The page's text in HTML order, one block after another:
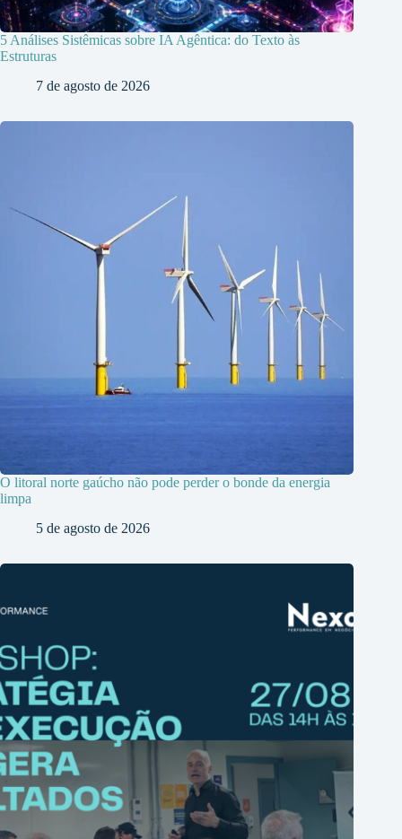
5 Análises Sistêmicas sobre IA Agêntica: do Texto às
Estruturas
7 de agosto de 2026
O litoral norte gaúcho não pode perder o bonde da energia
limpa
5 de agosto de 2026